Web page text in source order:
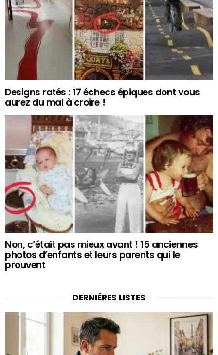
Designs ratés : 17 échecs épiques dont vous
aurez du mal à croire !
Non, c’était pas mieux avant ! 15 anciennes
photos d’enfants et leurs parents qui le
prouvent
DERNIÈRES LISTES